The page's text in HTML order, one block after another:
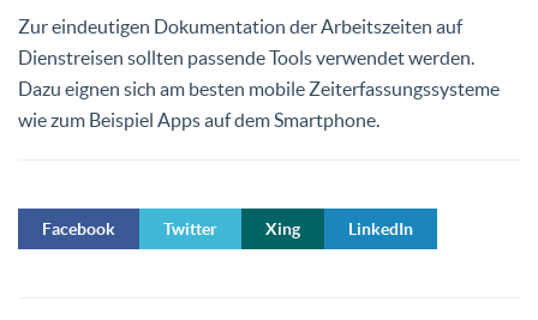
Zur eindeutigen Dokumentation der Arbeitszeiten auf
Dienstreisen sollten passende Tools verwendet werden.
Dazu eignen sich am besten mobile Zeiterfassungssysteme
wie zum Beispiel Apps auf dem Smartphone.
Facebook Twitter Xing LinkedIn